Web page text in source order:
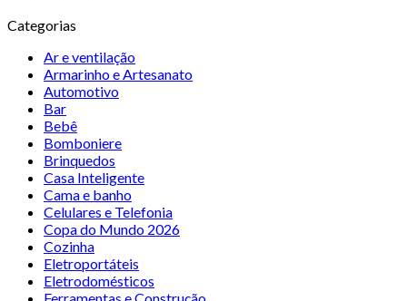
Categorias
Ar e ventilação
Armarinho e Artesanato
Automotivo
Bar
Bebê
Bomboniere
Brinquedos
Casa Inteligente
Cama e banho
Celulares e Telefonia
Copa do Mundo 2026
Cozinha
Eletroportáteis
Eletrodomésticos